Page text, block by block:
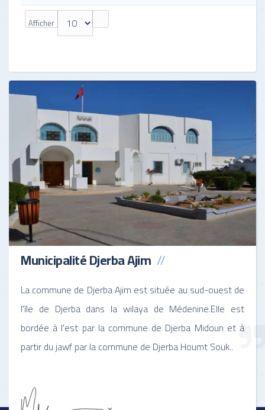
Afficher
Municipalité Djerba Ajim
La commune de Djerba Ajim est située au sud-ouest de
l'île de Djerba dans la wilaya de Médenine.Elle est
bordée à l'est par la commune de Djerba Midoun et à
partir du jawf par la commune de Djerba Houmt Souk..